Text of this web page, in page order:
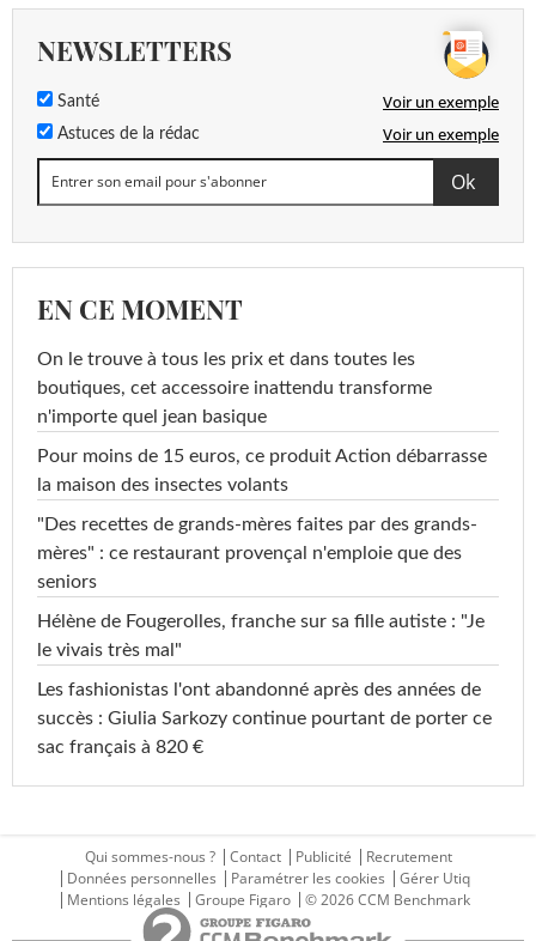
NEWSLETTERS
Santé Voir un exemple
Astuces de la rédac Voir un exemple
EN CE MOMENT
On le trouve à tous les prix et dans toutes les
boutiques, cet accessoire inattendu transforme
n'importe quel jean basique
Pour moins de 15 euros, ce produit Action débarrasse
la maison des insectes volants
"Des recettes de grands-mères faites par des grands-
mères" : ce restaurant provençal n'emploie que des
seniors
Hélène de Fougerolles, franche sur sa fille autiste : "Je
le vivais très mal"
Les fashionistas l'ont abandonné après des années de
succès : Giulia Sarkozy continue pourtant de porter ce
sac français à 820 €
Qui sommes-nous ? Contact Publicité
Recrutement
Données personnelles
Paramétrer les cookies
Gérer Utiq
Mentions légales
Groupe Figaro © 2026 CCM Benchmark